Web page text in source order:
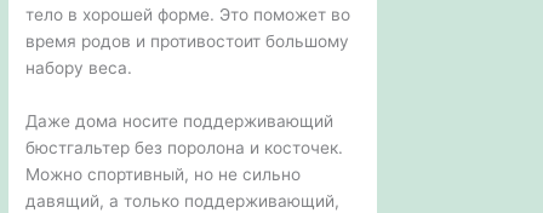
тело в хорошей форме. Это поможет во
время родов и противостоит большому
набору веса.
Даже дома носите поддерживающий
бюстгальтер без поролона и косточек.
Можно спортивный, но не сильно
давящий, а только поддерживающий,